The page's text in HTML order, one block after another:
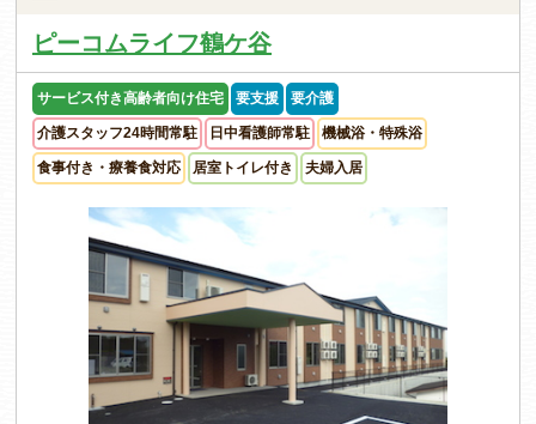
ピーコムライフ鶴ケ谷
サービス付き高齢者向け住宅 要支援 要介護
介護スタッフ24時間常駐 日中看護師常駐 機械浴・特殊浴
食事付き・療養食対応 居室トイレ付き 夫婦入居